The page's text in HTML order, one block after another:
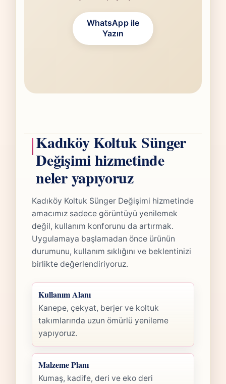
WhatsApp ile
Yazın
Kadıköy Koltuk Sünger
Değişimi hizmetinde
neler yapıyoruz
Kadıköy Koltuk Sünger Değişimi hizmetinde
amacımız sadece görüntüyü yenilemek
değil, kullanım konforunu da artırmak.
Uygulamaya başlamadan önce ürünün
durumunu, kullanım sıklığını ve beklentinizi
birlikte değerlendiriyoruz.
Kullanım Alanı
Kanepe, çekyat, berjer ve koltuk
takımlarında uzun ömürlü yenileme
yapıyoruz.
Malzeme Planı
Kumaş, kadife, deri ve eko deri